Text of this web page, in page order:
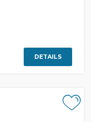
DETAILS